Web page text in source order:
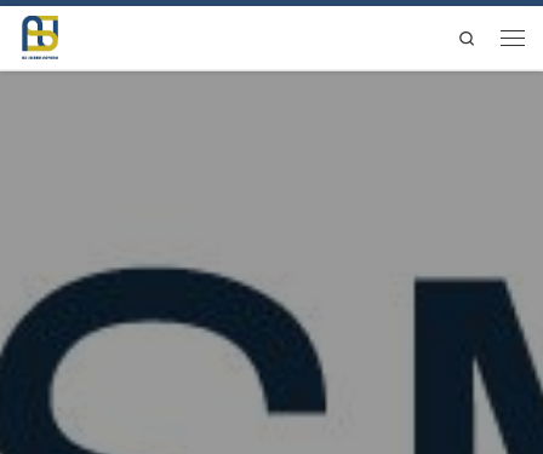
Saltar al contenido
Search